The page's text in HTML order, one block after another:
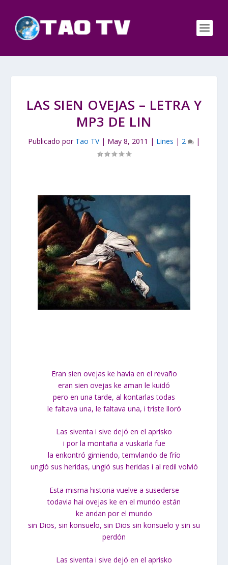
LAS SIEN OVEJAS – LETRA Y
MP3 DE LIN
Publicado por Tao TV| May 8, 2011 | Lines | 2 |
Eran sien ovejas ke havia en el revaño
eran sien ovejas ke aman le kuidó
pero en una tarde, al kontarlas todas
le faltava una, le faltava una, i triste lloró
Las siventa i sive dejó en el aprisko
i por la montaña a vuskarla fue
la enkontró gimiendo, temvlando de frío
ungió sus heridas, ungió sus heridas i al redil volvió
Esta misma historia vuelve a susederse
todavia hai ovejas ke en el mundo están
ke andan por el mundo
sin Dios, sin konsuelo, sin Dios sin konsuelo y sin su
perdón
Las siventa i sive dejó en el aprisko